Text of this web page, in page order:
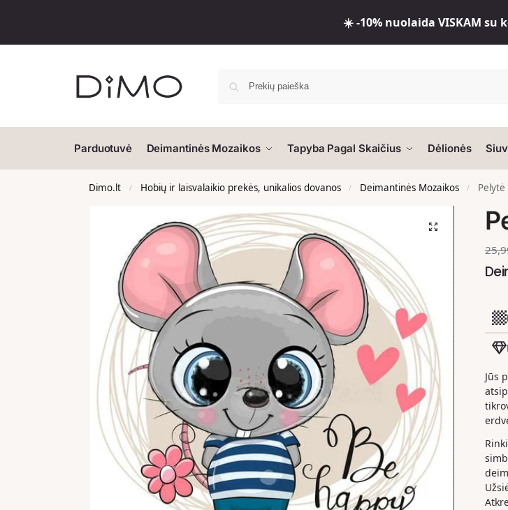
☀️ -10% nuolaida VISKAM su
Parduotuvė Deimantinės Mozaikos Tapyba Pagal Skaičius Dėlionės
Dimo.lt / Hobių ir laisvalaikio prekės, unikalios dovanos / Deimantinės Mozaikos / Pelytė
Jūs